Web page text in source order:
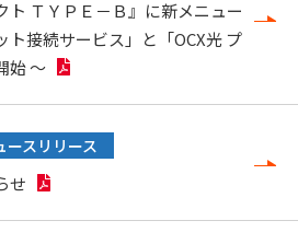
ト ＴＹＰＥ－Ｂ』に新メニュー
ト接続サービス」と「OCX光 プ
始 ～
ースリリース
せ